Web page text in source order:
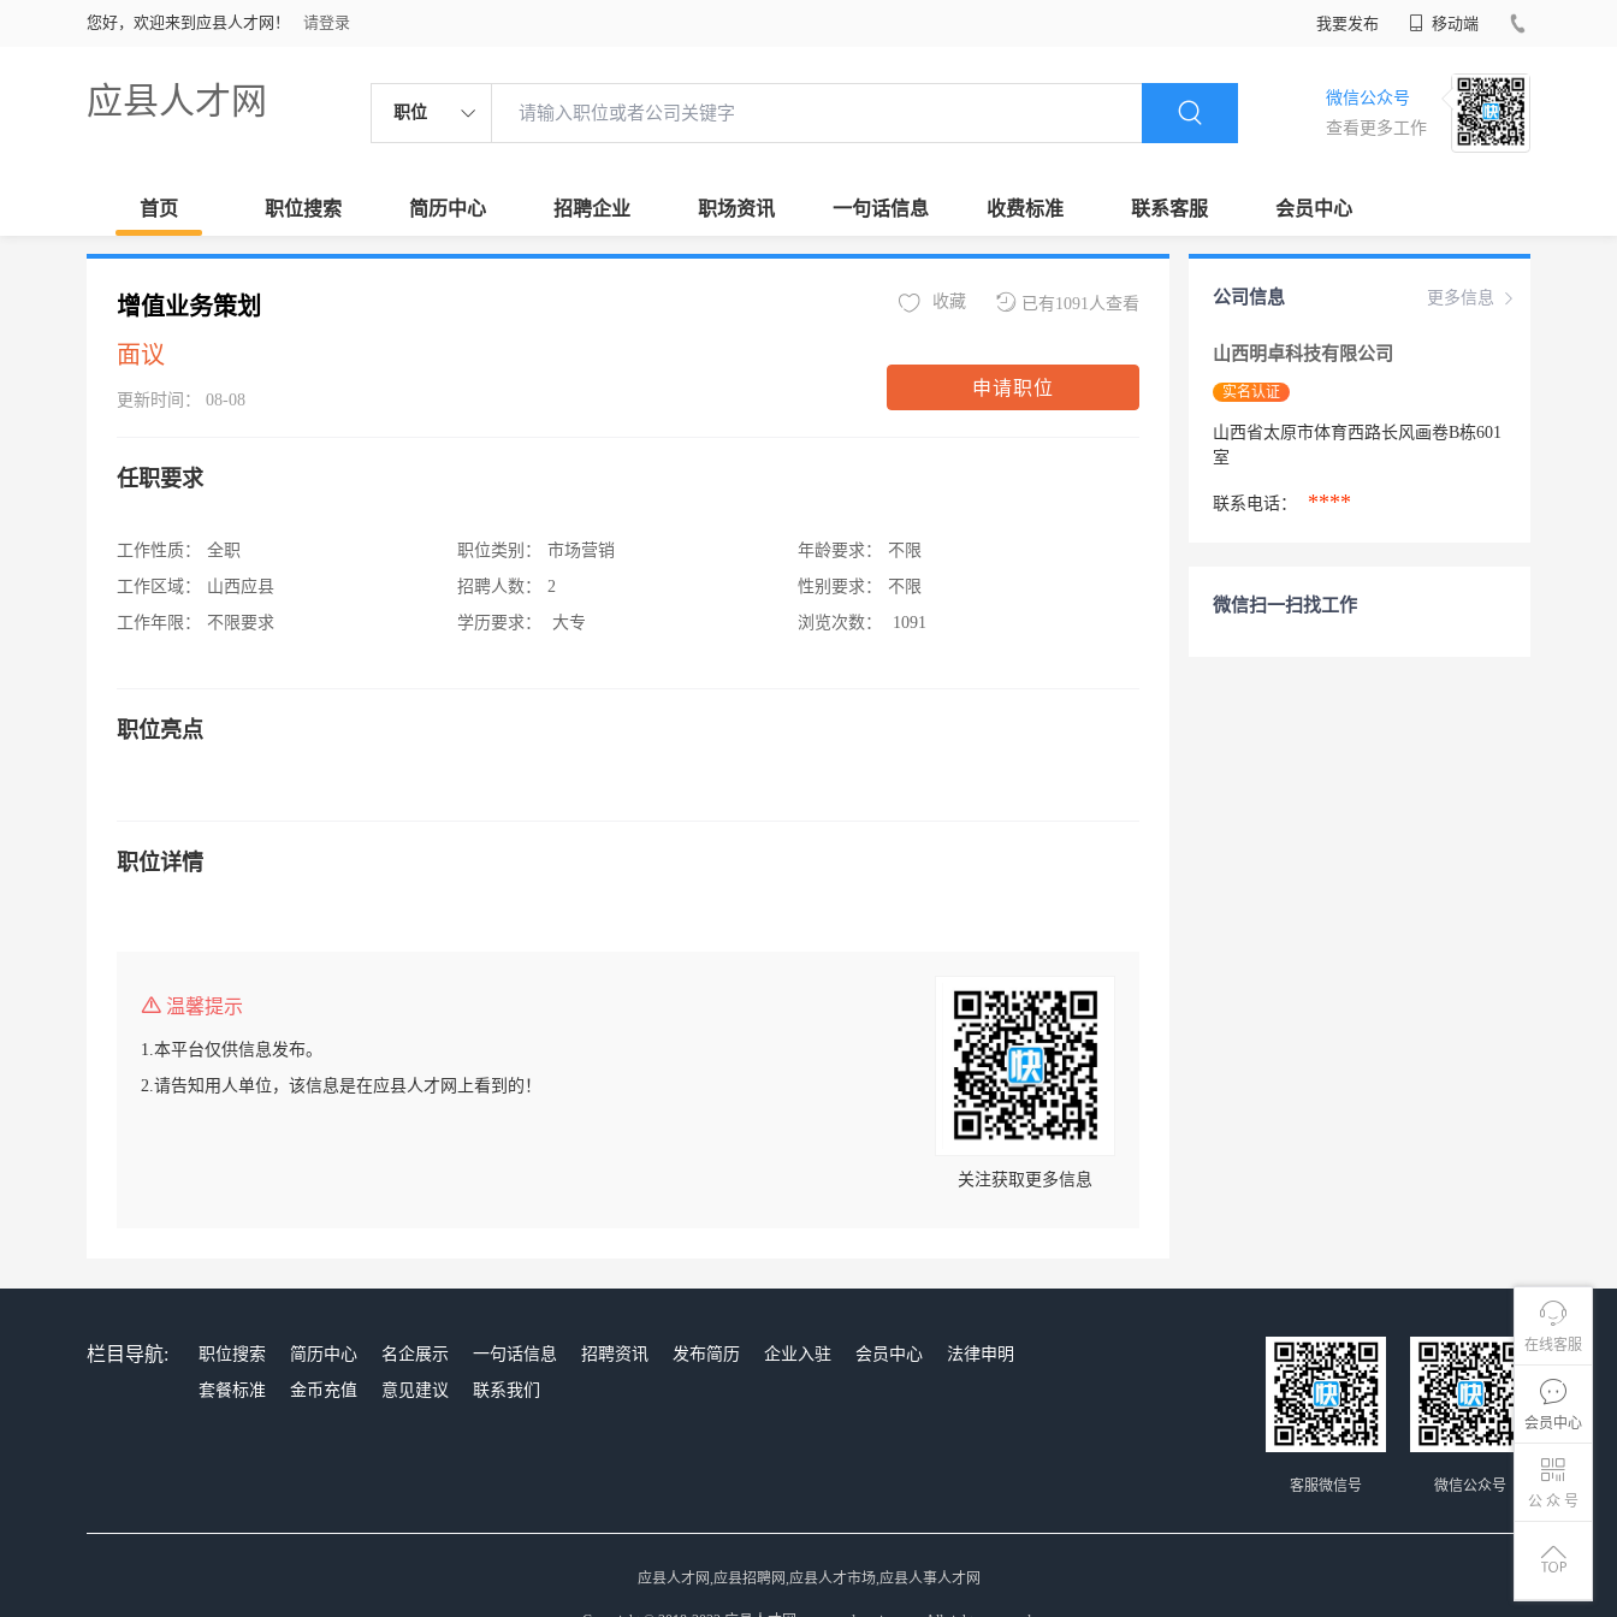
您好，欢迎来到应县人才网！ 请登录 我要发布 移动端
应县人才网 职位
微信公众号
查看更多工作
首页 职位搜索 简历中心 招聘企业 职场资讯 一句话信息 收费标准 联系客服 会员中心
在线客服
会员中心
公 众 号
增值业务策划
面议
更新时间： 08-08
已有1091人查看
收藏
申请职位
任职要求
工作性质：
全职
工作区域：
山西应县
工作年限：
不限要求
职位类别：
市场营销
招聘人数：
2
学历要求：
大专
年龄要求：
不限
性别要求：
不限
浏览次数：
1091
职位亮点
职位详情
温馨提示
1.本平台仅供信息发布。
2.请告知用人单位，该信息是在应县人才网上看到的！
关注获取更多信息
更多信息
公司信息
山西明卓科技有限公司
实名认证
山西省太原市体育西路长风画卷B栋601
室
联系电话： ****
微信扫一扫找工作
栏目导航: 职位搜索 简历中心 名企展示 一句话信息 招聘资讯 发布简历 企业入驻 会员中心
法律申明
套餐标准
金币充值 意见建议 联系我们
微信公众号
客服微信号
应县人才网,应县招聘网,应县人才市场,应县人事人才网